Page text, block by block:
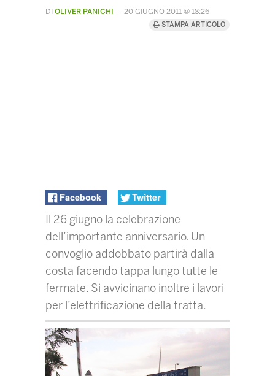
DI OLIVER PANICHI — 20 GIUGNO 2011 @ 18:26
STAMPA ARTICOLO
Facebook Twitter
Il 26 giugno la celebrazione
dell’importante anniversario. Un
convoglio addobbato partirà dalla
costa facendo tappa lungo tutte le
fermate. Si avvicinano inoltre i lavori
per l’elettrificazione della tratta.